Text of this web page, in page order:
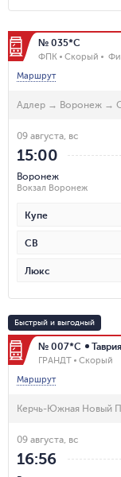
№ 035*С
ФПК Скорый
Маршрут
Адлер → Воронеж →
09 августа, вс
15:00
Воронеж
Вокзал Воронеж
Купе
СВ
Люкс
Быстрый и выгодный
№ 007*С Таврия
ГРАНДТ
Скорый
Маршрут
Керчь-Южная Новый
09 августа, вс
16:56